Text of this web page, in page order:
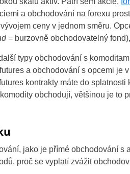
a obchodování na forexu
ceny v jednom směru.
= burzovně obchodovatelný
typy obchodování s
a obchodování s opcemi je
kontrakty máte do
obchodují, většinou je to
jako je přímé obchodování s
proč se vyplatí zvážit